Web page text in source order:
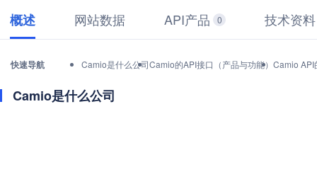
概述 网站数据 API产品 0 技术资料
快速导航 Camio是什么公司Camio的API接口（产品与功能） Camio API
Camio是什么公司